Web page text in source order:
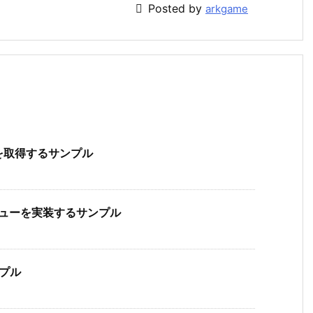
 Posted by arkgame
得するサンプル
を実装するサンプル
ル